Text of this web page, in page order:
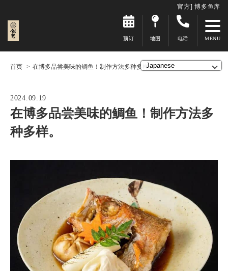
官方] 博多鱼库
预订 地图 电话
首页 在博多品尝美味的鲷鱼！制作方法多种多样。
2024.09.19
在博多品尝美味的鲷鱼！制作方法多
种多样。